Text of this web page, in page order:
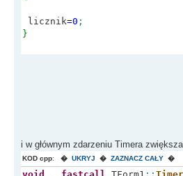
licznik=0 ;
}
i w głównym zdarzeniu Timera
KOD cpp: � UKRYJ � ZAZNACZ CAŁY �